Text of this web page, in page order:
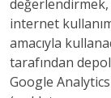
internet
amacıyla
tarafından
Google